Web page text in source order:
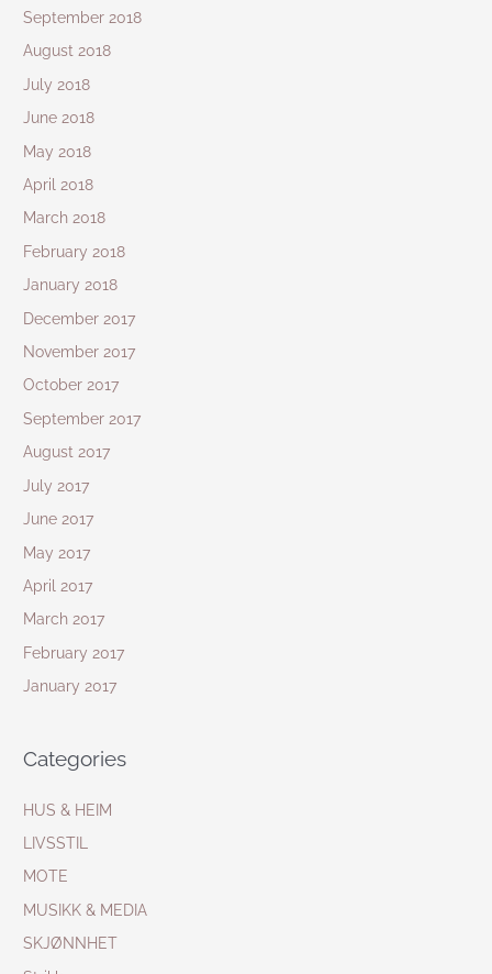
September 2018
August 2018
July 2018
June 2018
May 2018
April 2018
March 2018
February 2018
January 2018
December 2017
November 2017
October 2017
September 2017
August 2017
July 2017
June 2017
May 2017
April 2017
March 2017
February 2017
January 2017
Categories
HUS & HEIM
LIVSSTIL
MOTE
MUSIKK & MEDIA
SKJØNNHET